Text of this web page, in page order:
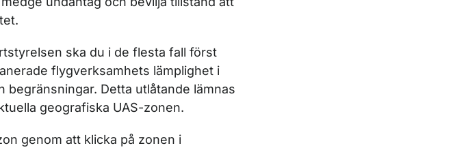
ska du i de flesta fall först
flygverksamhets lämplighet i
Detta utlåtande lämnas
geografiska UAS-zonen.
genom att klicka på zonen i